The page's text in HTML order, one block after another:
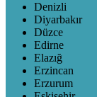
Denizli
Diyarbakır
Düzce
Edirne
Elazığ
Erzincan
Erzurum